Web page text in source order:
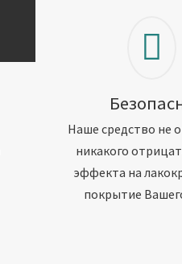
Наше средство не
никакого
эффекта на
покрытие